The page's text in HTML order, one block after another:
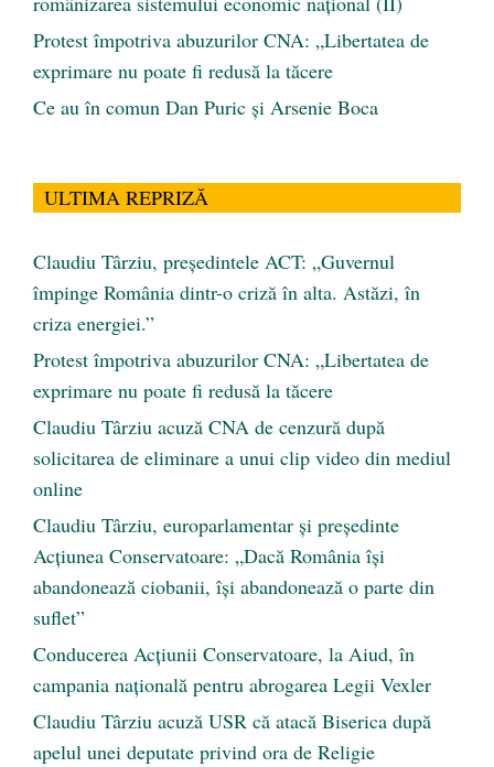
Protest împotriva abuzurilor CNA: „Libertatea de
exprimare nu poate fi redusă la tăcere
Ce au în comun Dan Puric şi Arsenie Boca
ULTIMA REPRIZĂ
Claudiu Târziu, președintele ACT: „Guvernul
împinge România dintr-o criză în alta. Astăzi, în
criza energiei.”
Protest împotriva abuzurilor CNA: „Libertatea de
exprimare nu poate fi redusă la tăcere
Claudiu Târziu acuză CNA de cenzură după
solicitarea de eliminare a unui clip video din mediul
online
Claudiu Târziu, europarlamentar și președinte
Acțiunea Conservatoare: „Dacă România își
abandonează ciobanii, își abandonează o parte din
suflet”
Conducerea Acțiunii Conservatoare, la Aiud, în
campania națională pentru abrogarea Legii Vexler
Claudiu Târziu acuză USR că atacă Biserica după
apelul unei deputate privind ora de Religie